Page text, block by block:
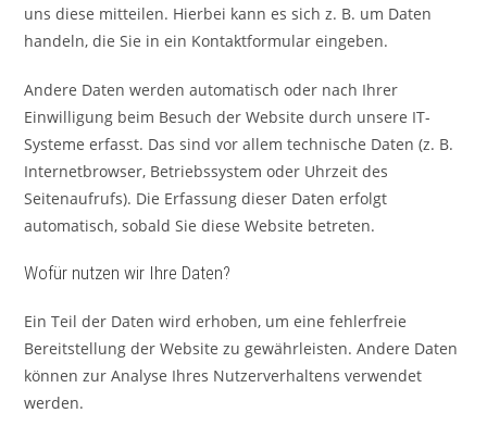
uns diese mitteilen. Hierbei kann es sich z. B. um Daten
handeln, die Sie in ein Kontaktformular eingeben.
Andere Daten werden automatisch oder nach Ihrer
Einwilligung beim Besuch der Website durch unsere IT-
Systeme erfasst. Das sind vor allem technische Daten (z. B.
Internetbrowser, Betriebssystem oder Uhrzeit des
Seitenaufrufs). Die Erfassung dieser Daten erfolgt
automatisch, sobald Sie diese Website betreten.
Wofür nutzen wir Ihre Daten?
Ein Teil der Daten wird erhoben, um eine fehlerfreie
Bereitstellung der Website zu gewährleisten. Andere Daten
können zur Analyse Ihres Nutzerverhaltens verwendet
werden.